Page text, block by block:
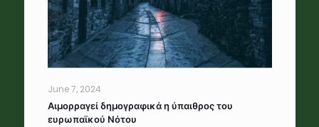
June 7, 2024
Αιμορραγεί δημογραφικά η ύπαιθρος του
ευρωπαϊκού Νότου